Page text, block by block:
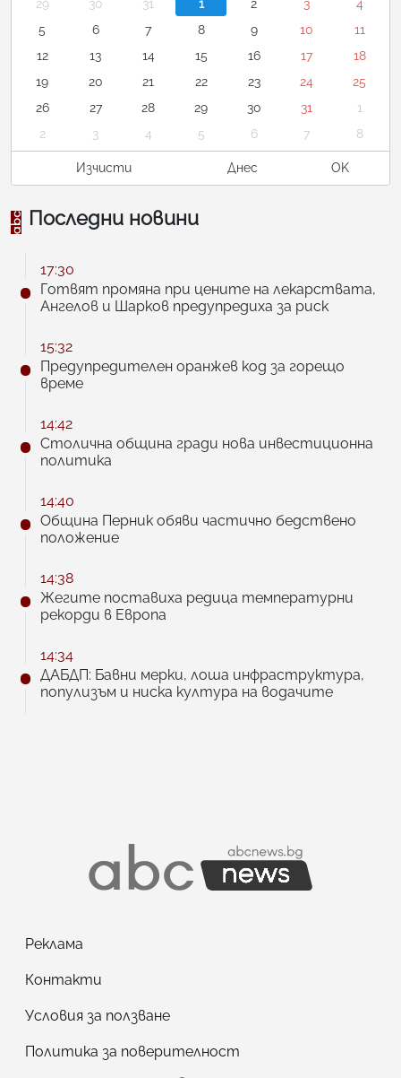
29
30 31 1 2 3
4
5
6 7 8 9 10
11
12
13 14 15 16 17
18
19
20 21 22 23 24
25
26
27 28 29 30 31
1
2
3 4 5 6 7 8
Изчисти Днес OK
Последни новини
17:30
Готвят промяна при цените на лекарствата,
Ангелов и Шарков предупредиха за риск
15:32
Предупредителен оранжев код за горещо
време
14:42
Столична община гради нова инвестиционна
политика
14:40
Община Перник обяви частично бедствено
положение
14:38
Жегите поставиха редица температурни
рекорди в Европа
14:34
ДАБДП: Бавни мерки, лоша инфраструктура,
популизъм и ниска култура на водачите
Реклама
Контакти
Условия за ползване
Политика за поверителност